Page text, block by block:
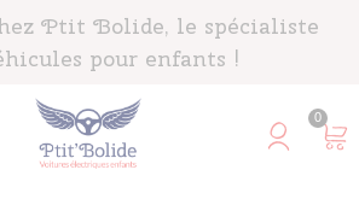
Ptit Bolide, le spécialiste
pour enfants !
0